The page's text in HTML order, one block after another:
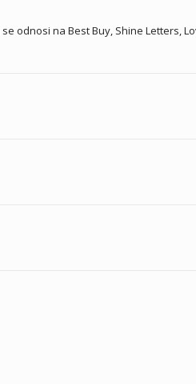
odnosi na Best Buy, Shine Letters,